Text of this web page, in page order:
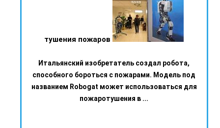
тушения пожаров
Итальянский изобретатель создал робота,
способного бороться с пожарами. Модель под
названием Robogat может использоваться для
пожаротушения в ...